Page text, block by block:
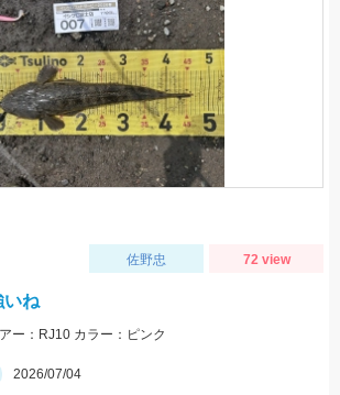
佐野忠 72 view
いね
ー：RJ10 カラー：ピンク
2026/07/04